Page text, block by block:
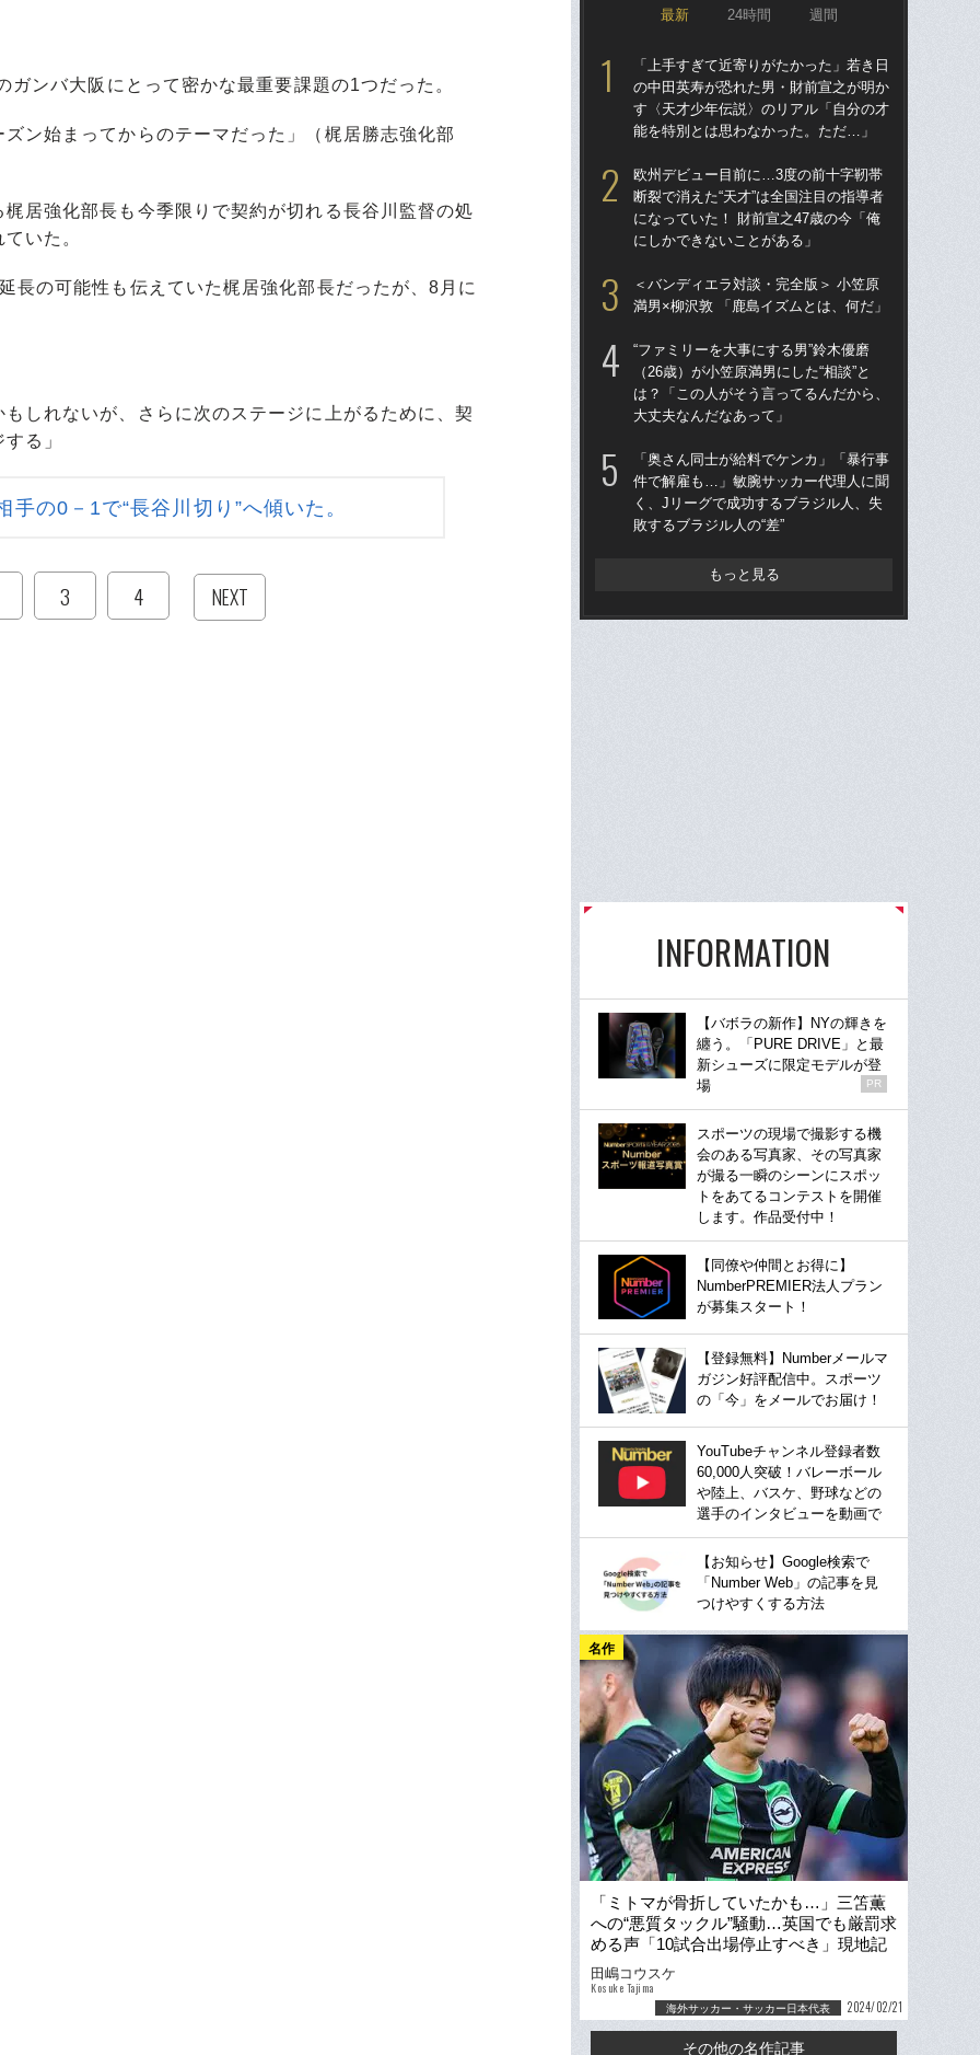
ンバ大阪にとって密かな最重要課題の1つだった。
ン始まってからのテーマだった」（梶居勝志強化部
強化部長も今季限りで契約が切れる長谷川監督の処
いた。
の可能性も伝えていた梶居強化部長だったが、8月に
しれないが、さらに次のステージに上がるために、契
る」
の0－1で“長谷川切り”へ傾いた。
3 4 NEXT
最新 24時間 週間
「上手すぎて近寄りがたかった」若き日
の中田英寿が恐れた男・財前宣之が明か
す〈天才少年伝説〉のリアル「自分の才
能を特別とは思わなかった。ただ…」
欧州デビュー目前に…3度の前十字靭帯
断裂で消えた“天才”は全国注目の指導者
になっていた！ 財前宣之47歳の今「俺
にしかできないことがある」
＜バンディエラ対談・完全版＞ 小笠原
満男×柳沢敦 「鹿島イズムとは、何だ」
“ファミリーを大事にする男”鈴木優磨
（26歳）が小笠原満男にした“相談”と
は？「この人がそう言ってるんだから、
大丈夫なんだなあって」
「奥さん同士が給料でケンカ」「暴行事
件で解雇も…」敏腕サッカー代理人に聞
く、Jリーグで成功するブラジル人、失
敗するブラジル人の“差”
もっと見る
INFORMATION
【バボラの新作】NYの輝きを
纏う。「PURE DRIVE」と最
新シューズに限定モデルが登
場
PR
スポーツの現場で撮影する機
会のある写真家、その写真家
が撮る一瞬のシーンにスポッ
トをあてるコンテストを開催
します。作品受付中！
【同僚や仲間とお得に】
NumberPREMIER法人プラン
が募集スタート！
【登録無料】Numberメールマ
ガジン好評配信中。スポーツ
の「今」をメールでお届け！
YouTubeチャンネル登録者数
60,000人突破！バレーボール
や陸上、バスケ、野球などの
選手のインタビューを動画で
【お知らせ】Google検索で
「Number Web」の記事を見
つけやすくする方法
名作
「ミトマが骨折していたかも…」三笘薫
への“悪質タックル”騒動…英国でも厳罰求
める声「10試合出場停止すべき」現地記
者が取材した“その後”
田嶋コウスケ
Kosuke Tajima
海外サッカー・サッカー日本代表 2024/02/21
その他の名作記事